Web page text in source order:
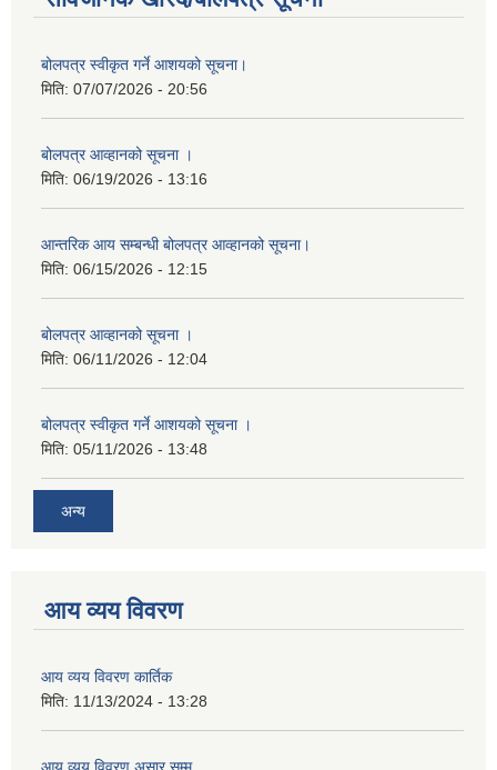
बोलपत्र स्वीकृत गर्ने आशयको सूचना।
मिति: 07/07/2026 - 20:56
बोलपत्र आव्हानको सूचना ।
मिति: 06/19/2026 - 13:16
आन्तरिक आय सम्बन्धी बोलपत्र आव्हानको सूचना।
मिति: 06/15/2026 - 12:15
बोलपत्र आव्हानको सूचना ।
मिति: 06/11/2026 - 12:04
बोलपत्र स्वीकृत गर्ने आशयको सूचना ।
मिति: 05/11/2026 - 13:48
अन्य
आय व्यय विवरण
आय व्यय विवरण कार्तिक
मिति: 11/13/2024 - 13:28